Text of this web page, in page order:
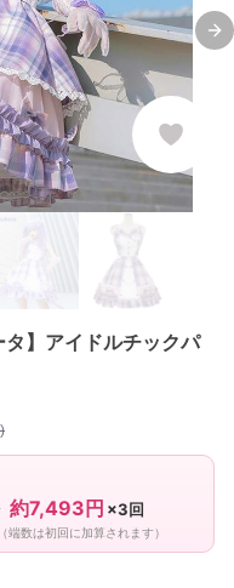
】アイドルチックパ
約7,493円 ×3回
数は初回に加算されます）